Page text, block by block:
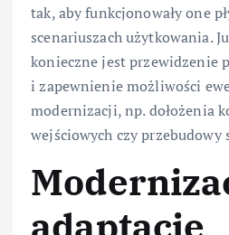
tak, aby funkcjonowały one
scenariuszach użytkowania.
konieczne jest przewidzenie
i zapewnienie możliwości
modernizacji, np. dołożenia
wejściowych czy przebudowy